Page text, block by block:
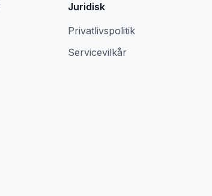
Juridisk
Privatlivspolitik
Servicevilkår